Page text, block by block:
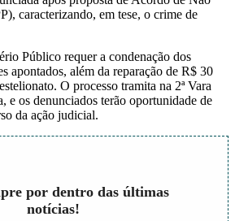
caracterizando, em tese, o crime de
Público requer a condenação dos
apontados, além da reparação de R$ 30
O processo tramita na 2ª Vara
e os denunciados terão oportunidade de
da ação judicial.
por dentro das últimas
notícias!